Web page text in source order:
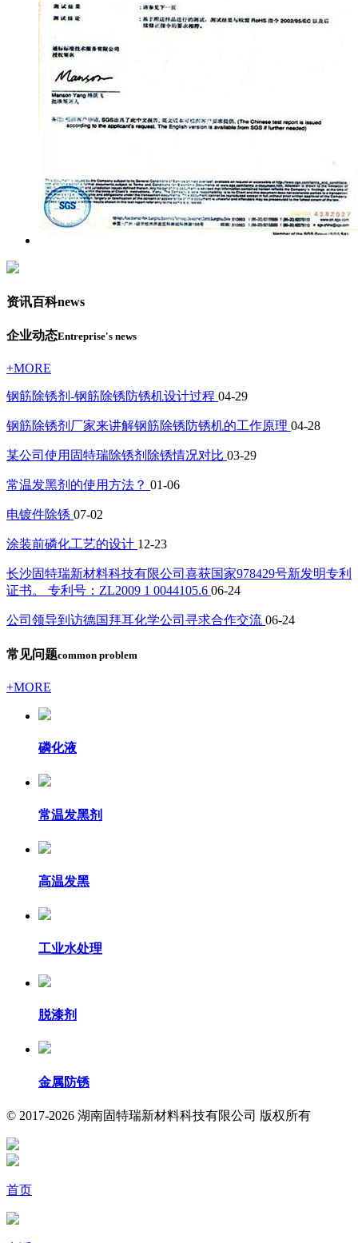
资讯百科news
企业动态Entreprise's news
+MORE
钢筋除锈剂-钢筋除锈防锈机设计过程 04-29
钢筋除锈剂厂家来讲解钢筋除锈防锈机的工作原理 04-28
某公司使用固特瑞除锈剂除锈情况对比 03-29
常温发黑剂的使用方法？ 01-06
电镀件除锈 07-02
涂装前磷化工艺的设计 12-23
长沙固特瑞新材料科技有限公司喜获国家978429号新发明专利
证书。 专利号：ZL2009 1 0044105.6 06-24
公司领导到访德国拜耳化学公司寻求合作交流 06-24
常见问题common problem
+MORE
磷化液
常温发黑剂
高温发黑
工业水处理
脱漆剂
金属防锈
© 2017-2026 湖南固特瑞新材料科技有限公司 版权所有
首页